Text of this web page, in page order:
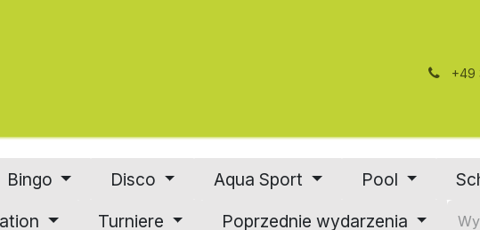
+49
Bingo Disco Aqua Sport Pool
Turniere Poprzednie wydarzenia